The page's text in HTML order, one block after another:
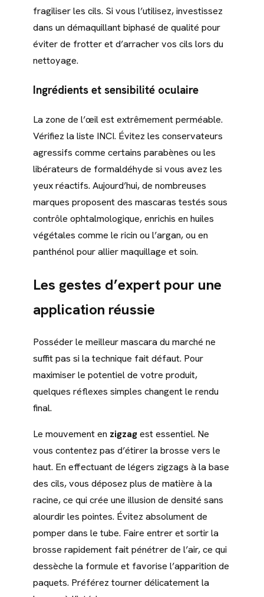
fragiliser les cils. Si vous l’utilisez, investissez
dans un démaquillant biphasé de qualité pour
éviter de frotter et d’arracher vos cils lors du
nettoyage.
Ingrédients et sensibilité oculaire
La zone de l’œil est extrêmement perméable.
Vérifiez la liste INCI. Évitez les conservateurs
agressifs comme certains parabènes ou les
libérateurs de formaldéhyde si vous avez les
yeux réactifs. Aujourd’hui, de nombreuses
marques proposent des mascaras testés sous
contrôle ophtalmologique, enrichis en huiles
végétales comme le ricin ou l’argan, ou en
panthénol pour allier maquillage et soin.
Les gestes d’expert pour une
application réussie
Posséder le meilleur mascara du marché ne
suffit pas si la technique fait défaut. Pour
maximiser le potentiel de votre produit,
quelques réflexes simples changent le rendu
final.
Le mouvement en zigzagest essentiel. Ne
vous contentez pas d’étirer la brosse vers le
haut. En effectuant de légers zigzags à la base
des cils, vous déposez plus de matière à la
racine, ce qui crée une illusion de densité sans
alourdir les pointes. Évitez absolument de
pomper dans le tube. Faire entrer et sortir la
brosse rapidement fait pénétrer de l’air, ce qui
dessèche la formule et favorise l’apparition de
paquets. Préférez tourner délicatement la